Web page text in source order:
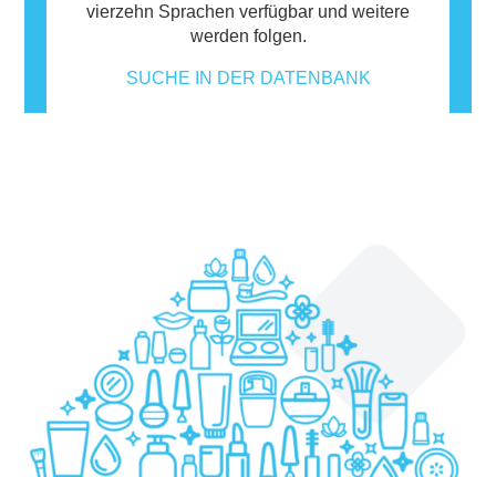
vierzehn Sprachen verfügbar und weitere
werden folgen.
SUCHE IN DER DATENBANK